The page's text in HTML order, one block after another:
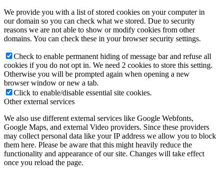
We provide you with a list of stored cookies on your computer in
our domain so you can check what we stored. Due to security
reasons we are not able to show or modify cookies from other
domains. You can check these in your browser security settings.
Check to enable permanent hiding of message bar and refuse all
cookies if you do not opt in. We need 2 cookies to store this setting.
Otherwise you will be prompted again when opening a new
browser window or new a tab.
Click to enable/disable essential site cookies.
Other external services
We also use different external services like Google Webfonts,
Google Maps, and external Video providers. Since these providers
may collect personal data like your IP address we allow you to block
them here. Please be aware that this might heavily reduce the
functionality and appearance of our site. Changes will take effect
once you reload the page.